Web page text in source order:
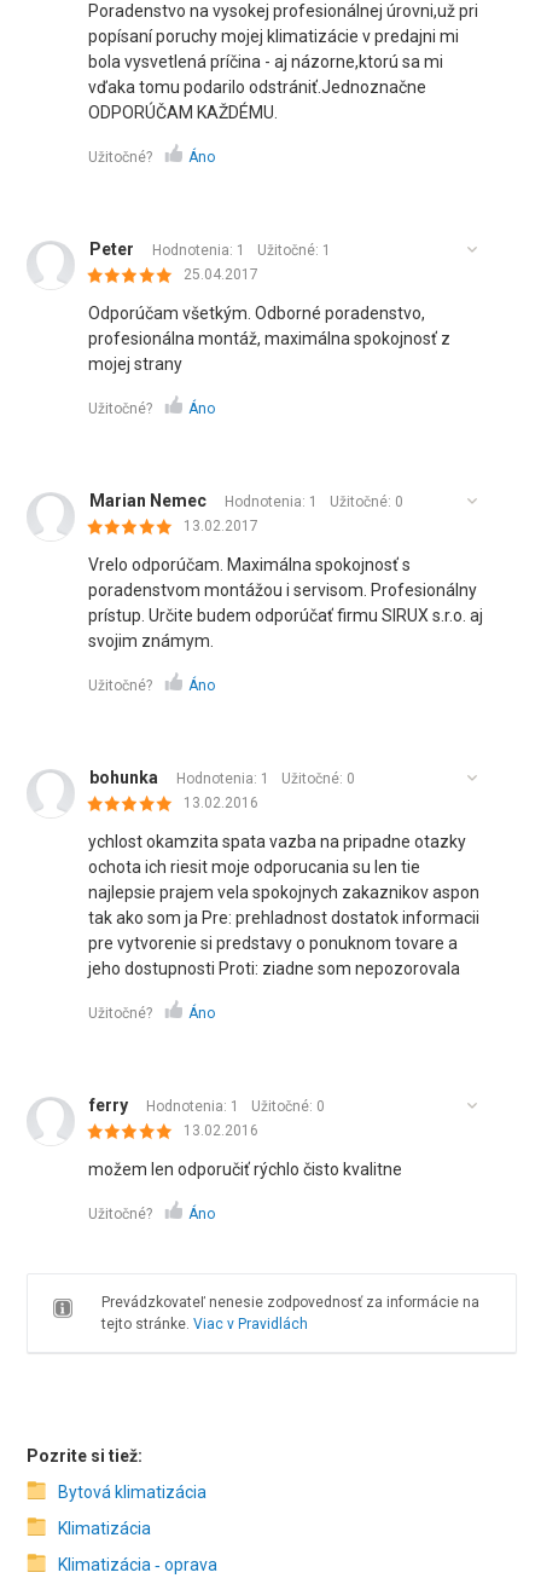
Poradenstvo na vysokej profesionálnej úrovni,už pri
popísaní poruchy mojej klimatizácie v predajni mi
bola vysvetlená príčina - aj názorne,ktorú sa mi
vďaka tomu podarilo odstrániť.Jednoznačne
ODPORÚČAM KAŽDÉMU.
Užitočné? Áno
Peter Hodnotenia: 1 Užitočné: 1
25.04.2017
Odporúčam všetkým. Odborné poradenstvo,
profesionálna montáž, maximálna spokojnosť z
mojej strany
Užitočné? Áno
Marian Nemec Hodnotenia: 1 Užitočné: 0
13.02.2017
Vrelo odporúčam. Maximálna spokojnosť s
poradenstvom montážou i servisom. Profesionálny
prístup. Určite budem odporúčať firmu SIRUX s.r.o. aj
svojim známym.
Užitočné? Áno
bohunka Hodnotenia: 1 Užitočné: 0
13.02.2016
ychlost okamzita spata vazba na pripadne otazky
ochota ich riesit moje odporucania su len tie
najlepsie prajem vela spokojnych zakaznikov aspon
tak ako som ja Pre: prehladnost dostatok informacii
pre vytvorenie si predstavy o ponuknom tovare a
jeho dostupnosti Proti: ziadne som nepozorovala
Užitočné? Áno
ferry Hodnotenia: 1 Užitočné: 0
13.02.2016
možem len odporučiť rýchlo čisto kvalitne
Užitočné? Áno
Prevádzkovateľ nenesie zodpovednosť za informácie na
tejto stránke. Viac v Pravidlách
Pozrite si tiež:
Bytová klimatizácia
Klimatizácia
Klimatizácia ‑ oprava